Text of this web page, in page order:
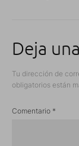
Deja
Tu dirección de
obligatorios están
Comentario *